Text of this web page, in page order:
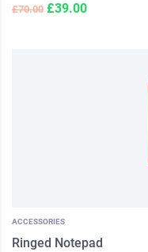
£70.00 £39.00
ACCESSORIES
Ringed Notepad